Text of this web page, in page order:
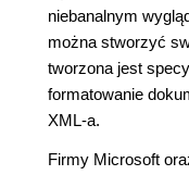
niebanalnym
można stworzyć
tworzona jest
formatowanie
XML-a.
Firmy Microsoft